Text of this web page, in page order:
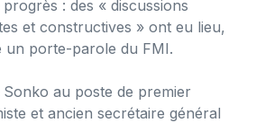
: des « discussions
et constructives » ont eu lieu,
un porte-parole du FMI.
au poste de premier
et ancien secrétaire général